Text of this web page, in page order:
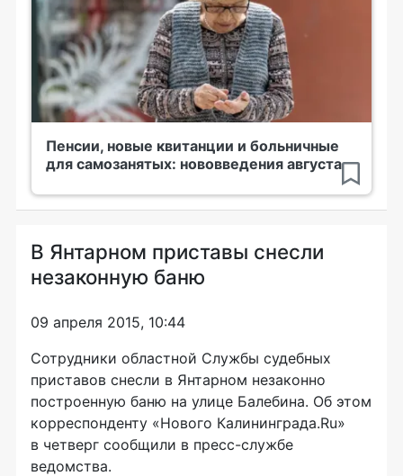
Пенсии, новые квитанции и больничные
для самозанятых: нововведения августа
В Янтарном приставы снесли
незаконную баню
09 апреля 2015, 10:44
Сотрудники областной Службы судебных
приставов снесли в Янтарном незаконно
построенную баню на улице Балебина. Об этом
корреспонденту «Нового Калининграда.Ru»
в четверг сообщили в пресс-службе
ведомства.